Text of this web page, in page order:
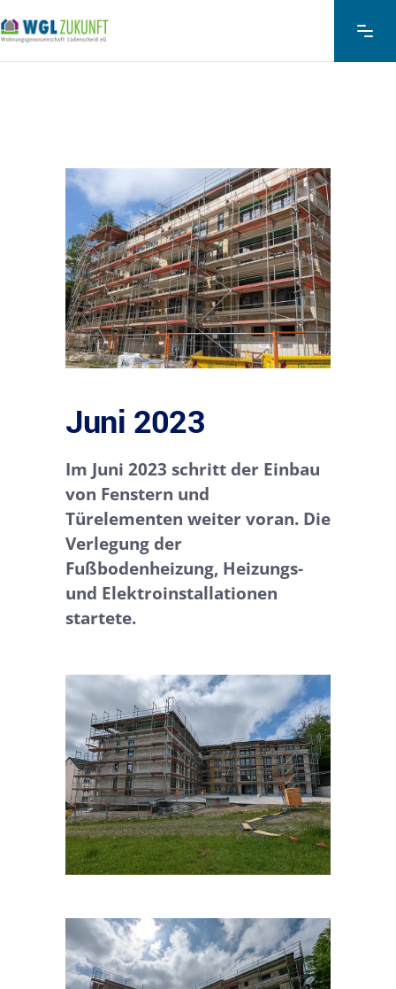
Juni 2023
Im Juni 2023 schritt der Einbau
von Fenstern und
Türelementen weiter voran. Die
Verlegung der
Fußbodenheizung, Heizungs-
und Elektroinstallationen
startete.